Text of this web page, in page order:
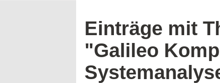
Einträge mit
"Galileo